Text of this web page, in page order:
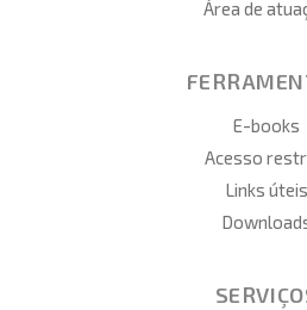
Área de
E-books
Acesso
Links úteis